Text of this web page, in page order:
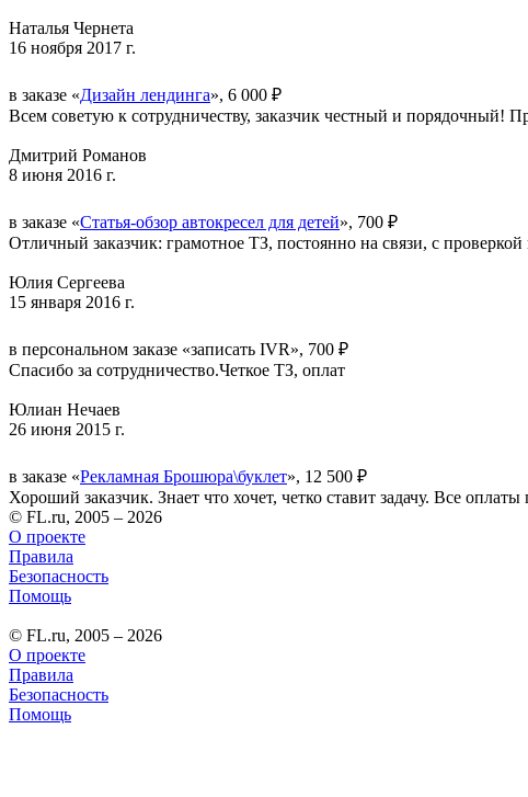
Наталья Чернета
16 ноября 2017 г.
в заказе «Дизайн лендинга», 6 000 ₽
Всем советую к сотрудничеству, заказчик честный и порядочный!
Дмитрий Романов
8 июня 2016 г.
в заказе «Статья-обзор автокресел для детей», 700 ₽
Отличный заказчик: грамотное ТЗ, постоянно на связи, с
Юлия Сергеева
15 января 2016 г.
в персональном заказе «записать IVR», 700 ₽
Спасибо за сотрудничество.Четкое ТЗ, оплат
Юлиан Нечаев
26 июня 2015 г.
в заказе «Рекламная Брошюра\буклет», 12 500 ₽
Хороший заказчик. Знает что хочет, четко ставит задачу. Все
© FL.ru, 2005 – 2026
О проекте
Правила
Безопасность
Помощь
© FL.ru, 2005 – 2026
О проекте
Правила
Безопасность
Помощь